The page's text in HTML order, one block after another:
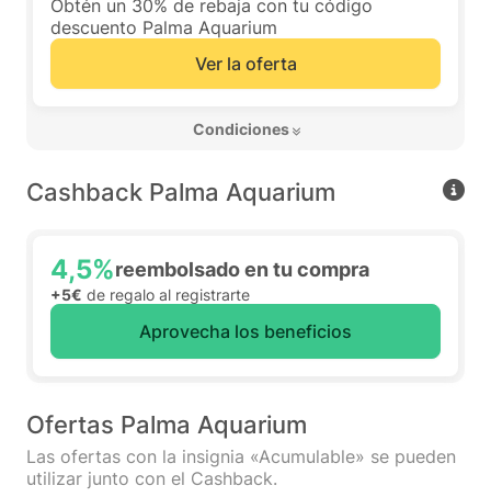
Obtén un 30% de rebaja con tu código
descuento Palma Aquarium
Ver la oferta
Condiciones
Cashback Palma Aquarium
4,5%reembolsado en tu compra
+5€ de regalo al registrarte
Aprovecha los beneficios
Ofertas Palma Aquarium
Las ofertas con la insignia «Acumulable» se pueden
utilizar junto con el Cashback.